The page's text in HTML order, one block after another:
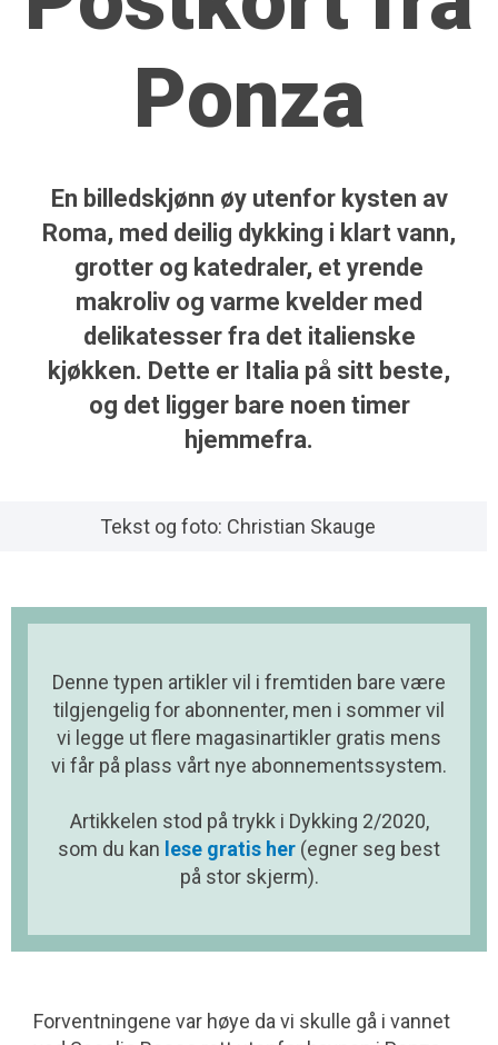
Ponza
En billedskjønn øy utenfor kysten av
Roma, med deilig dykking i klart vann,
grotter og katedraler, et yrende
makroliv og varme kvelder med
delikatesser fra det italienske
kjøkken. Dette er Italia på sitt beste,
og det ligger bare noen timer
hjemmefra.
Tekst og foto: Christian Skauge
Denne typen artikler vil i fremtiden bare være
tilgjengelig for abonnenter, men i sommer vil
vi legge ut flere magasinartikler gratis mens
vi får på plass vårt nye abonnementssystem.
Artikkelen stod på trykk i Dykking 2/2020,
som du kan lese gratis her (egner seg best
på stor skjerm).
Forventningene var høye da vi skulle gå i vannet